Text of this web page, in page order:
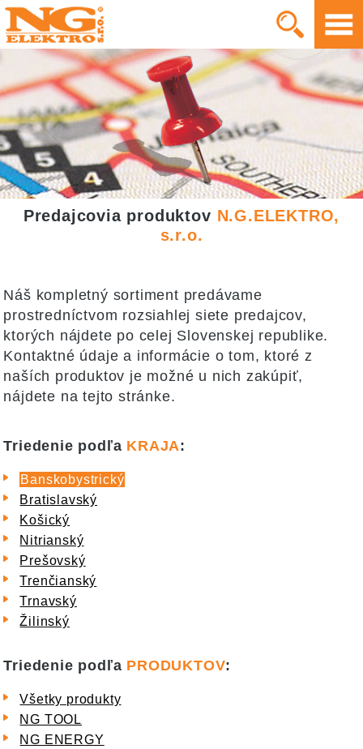
Predajcovia produktov N.G.ELEKTRO,
s.r.o.
Náš kompletný sortiment predávame
prostredníctvom rozsiahlej siete predajcov,
ktorých nájdete po celej Slovenskej republike.
Kontaktné údaje a informácie o tom, ktoré z
naších produktov je možné u nich zakúpiť,
nájdete na tejto stránke.
Triedenie podľa KRAJA:
Banskobystrický
Bratislavský
Košický
Nitrianský
Prešovský
Trenčianský
Trnavský
Žilinský
Triedenie podľa PRODUKTOV:
Všetky produkty
NG TOOL
NG ENERGY